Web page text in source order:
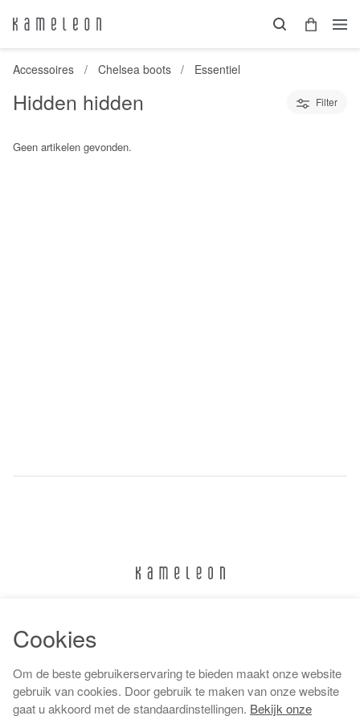
Accessoires Chelsea boots Essentiel
Hidden hidden Filter
Geen artikelen gevonden.
Algemene voorwaarden
Cookies
Om de beste gebruikerservaring te bieden maakt onze website
gebruik van cookies. Door gebruik te maken van onze website
gaat u akkoord met de standaardinstellingen. Bekijk onze